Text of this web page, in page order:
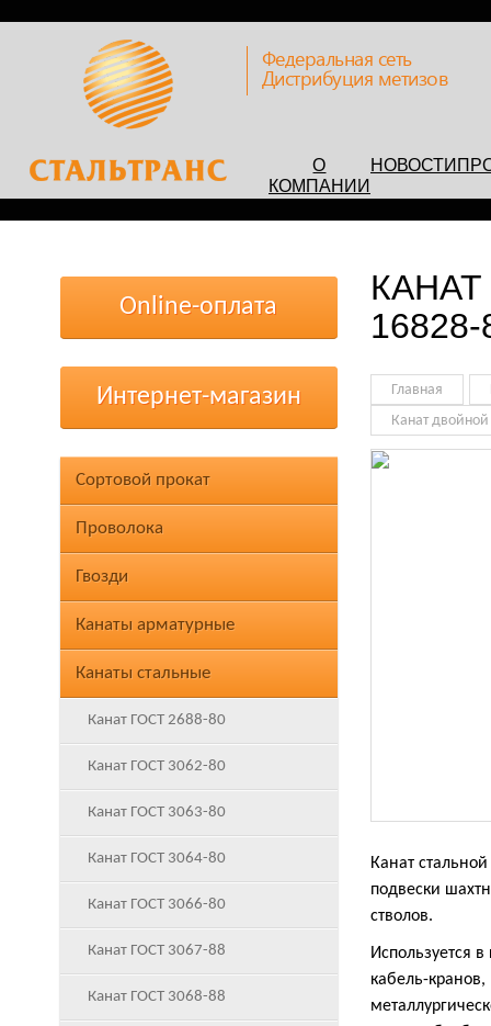
Федеральная сеть
Дистрибуция метизов
О
КОМПАНИИ
НОВОСТИ
Online-оплата
Интернет-магазин
Сортовой прокат
Проволока
Гвозди
Канаты арматурные
Канаты стальные
Канат ГОСТ 2688-80
Канат ГОСТ 3062-80
Канат ГОСТ 3063-80
Канат ГОСТ 3064-80
Канат ГОСТ 3066-80
Канат ГОСТ 3067-88
Канат ГОСТ 3068-88
Главная
Канат
Канат
подвески
стволов.
Используется
кабель-